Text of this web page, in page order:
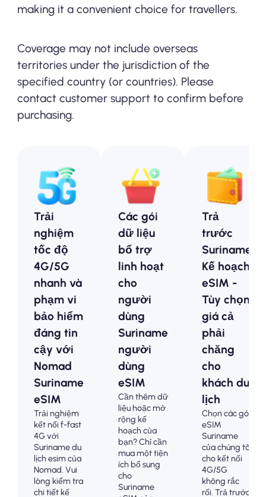
making it a convenient choice for travellers.
Coverage may not include overseas
territories under the jurisdiction of the
specified country (or countries). Please
contact customer support to confirm before
purchasing.
Trải
nghiệm
tốc độ
4G/5G
nhanh và
phạm vi
bảo hiểm
đáng tin
cậy với
Nomad
Suriname
eSIM
Trải nghiệm
kết nối f-fast
4G với
Suriname du
lịch esim của
Nomad. Vui
lòng kiểm tra
chi tiết kế
Các gói
dữ liệu
bổ trợ
linh hoạt
cho
người
dùng
Suriname
người
dùng
eSIM
Cần thêm dữ
liệu hoặc mở
rộng kế
hoạch của
bạn? Chỉ cần
mua một tiện
ích bổ sung
cho
Suriname
Trả
trước
Suriname
Kế hoạch
eSIM -
Tùy chọn
giá cả
phải
chăng
cho
khách du
lịch
Chọn các gói
eSIM
Suriname
của chúng tôi
cho kết nối
4G/5G
không rắc
rối. Trả trước